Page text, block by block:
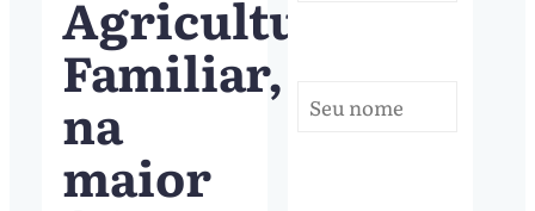
Agricultura
Familiar,
na
maior